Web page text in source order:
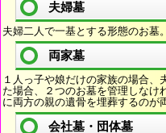
夫婦墓
夫婦二人で一基とする形態のお墓。
両家墓
１人っ子や娘だけの家族の場合、
た場合、２つのお墓を管理しなけ
に両方の親の遺骨を埋葬するのが
会社墓・団体墓